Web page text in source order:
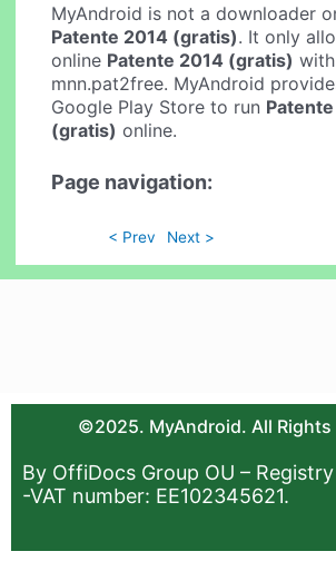
MyAndroid is not a downloader
Patente 2014 (gratis). It only
online Patente 2014 (gratis)
mnn.pat2free. MyAndroid
Google Play Store to run
(gratis) online.
Page navigation:
< Prev Next >
©2025. MyAndroid. All Rights
By OffiDocs Group OU –
-VAT number: EE102345621.